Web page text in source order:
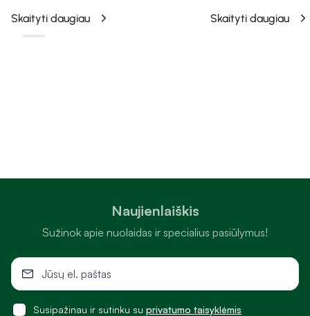
Skaityti daugiau Skaityti daugiau
Naujienlaiškis
Sužinok apie nuolaidas ir specialius pasiūlymus!
Susipažinau ir sutinku su privatumo taisyklėmis